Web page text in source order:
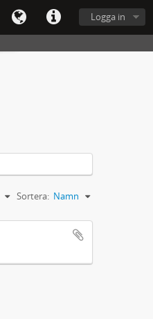
Logga in
Sortera: Namn